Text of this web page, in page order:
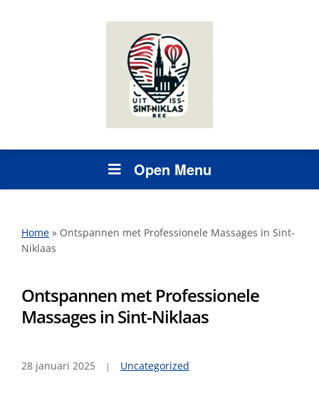
Open Menu
Home » Ontspannen met Professionele Massages in Sint-
Niklaas
Ontspannen met Professionele
Massages in Sint-Niklaas
28 januari 2025 Uncategorized